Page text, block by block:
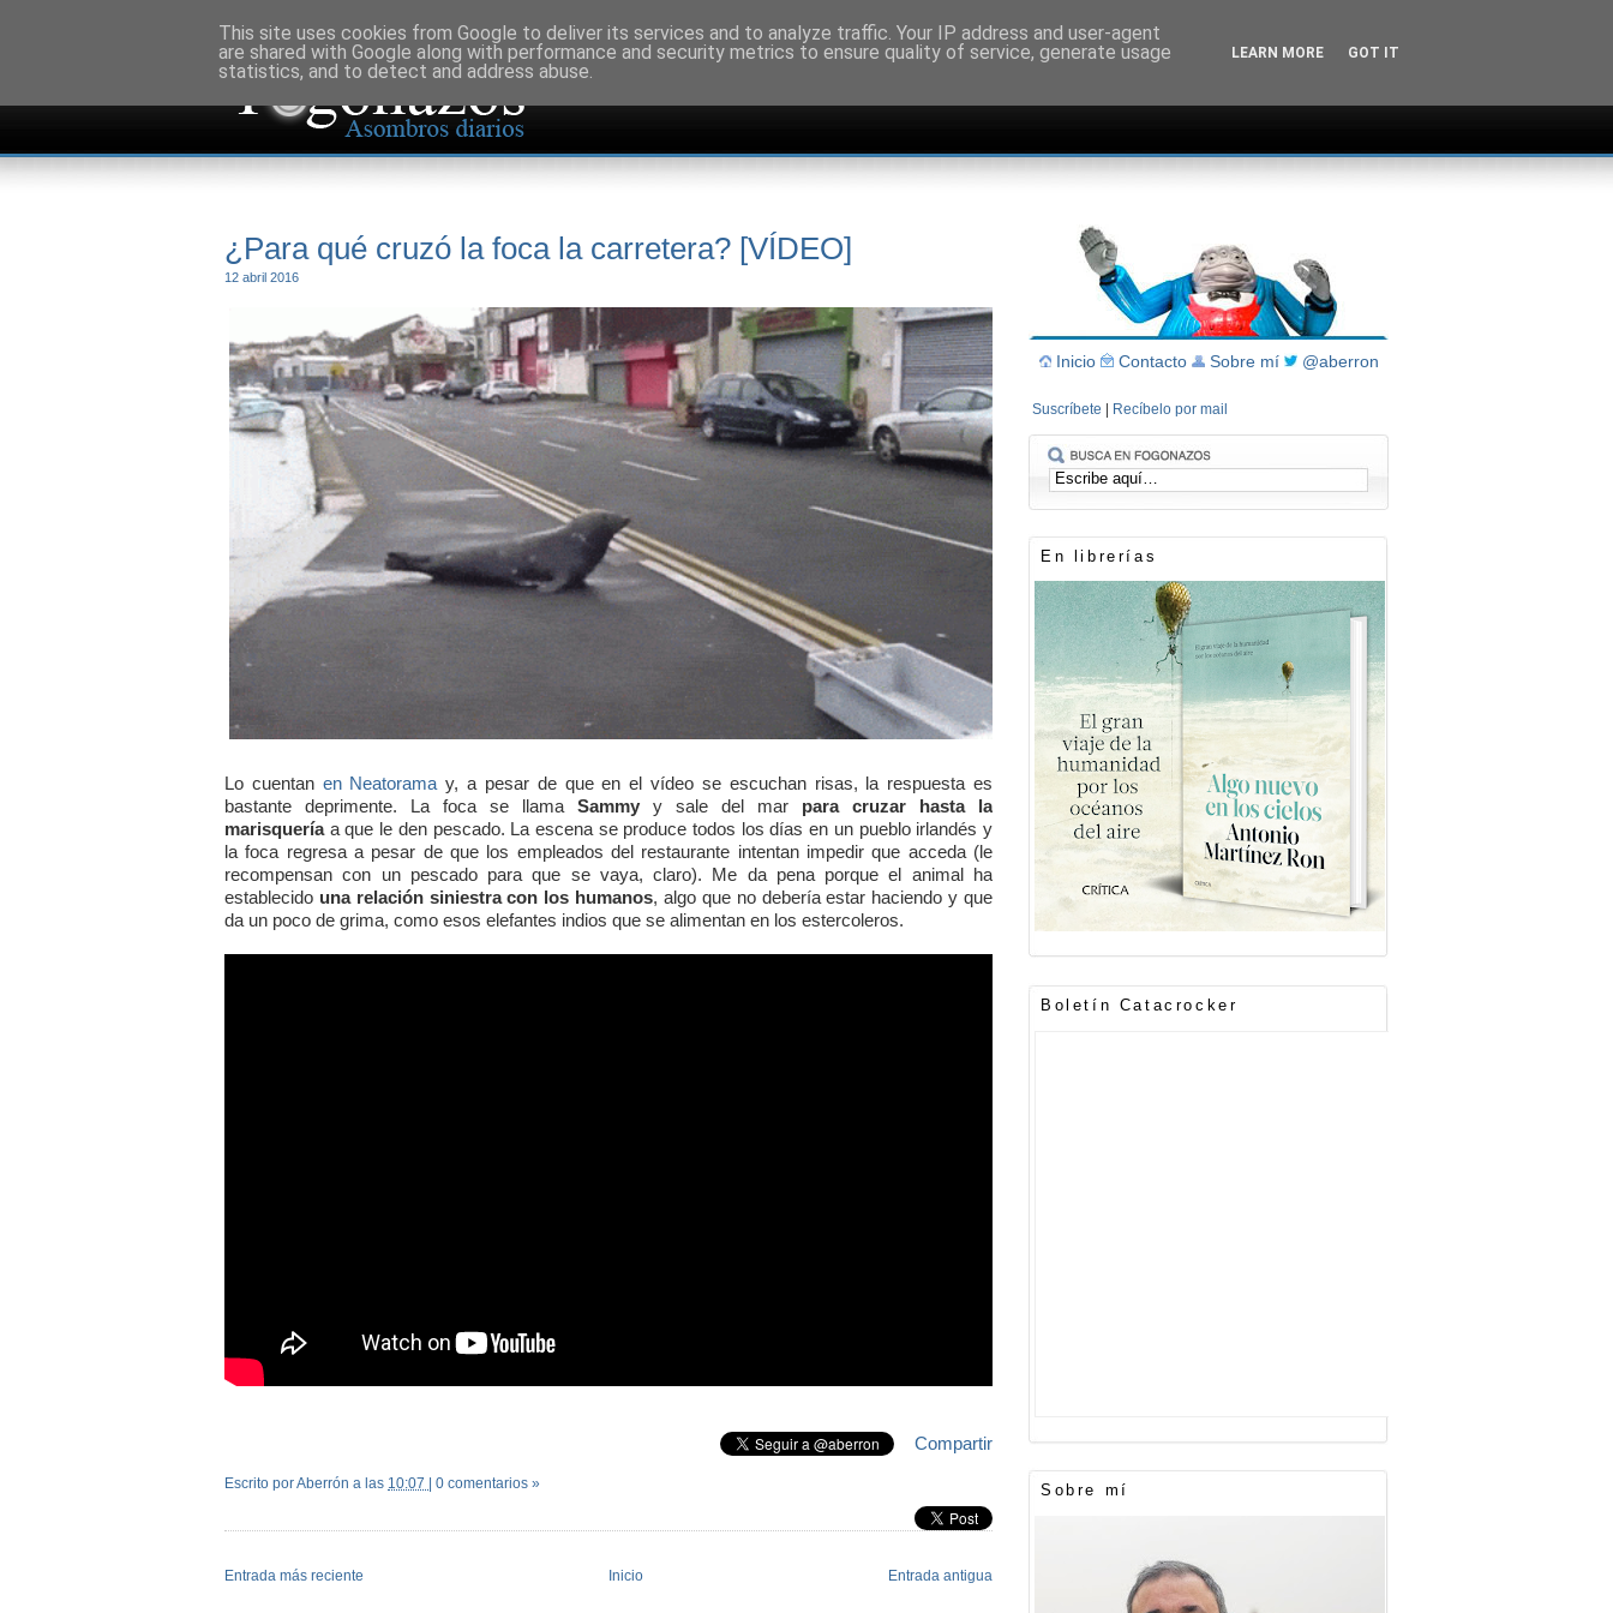
¿Para qué cruzó la foca la carretera? [VÍDEO]
12 abril 2016
Lo cuentan en Neatorama y, a pesar de que en el vídeo se escuchan risas, la respuesta es
bastante deprimente. La foca se llama Sammy y sale del mar para cruzar hasta la
marisqueríaa que le den pescado. La escena se produce todos los días en un pueblo irlandés y
la foca regresa a pesar de que los empleados del restaurante intentan impedir que acceda (le
recompensan con un pescado para que se vaya, claro). Me da pena porque el animal ha
establecido una relación siniestra con los humanos, algo que no debería estar haciendo y que
da un poco de grima, como esos elefantes indios que se alimentan en los estercoleros.
Compartir
Escrito por Aberrón a las 10:07 | 0 comentarios »
Entrada más reciente Entrada antigua
Inicio
Inicio Contacto Sobre mí @aberron
Suscríbete Recíbelo por mail
En librerías
Boletín Catacrocker
Sobre mí
This site uses cookies from Google to deliver its services and to analyze traffic. Your IP address and user-agent
are shared with Google along with performance and security metrics to ensure quality of service, generate usage
statistics, and to detect and address abuse.
LEARN MORE GOT IT